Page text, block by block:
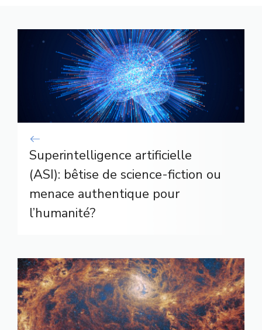
Superintelligence artificielle
(ASI): bêtise de science-fiction ou
menace authentique pour
l’humanité?